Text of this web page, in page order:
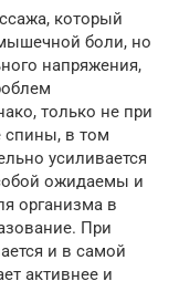
который
боли, но
напряжения,
только не при
спины, в том
усиливается
ожидаемы и
организма в
При
и в самой
активнее и